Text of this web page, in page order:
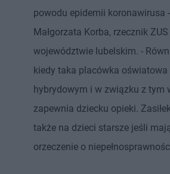
powodu epidemii koronawirusa
Małgorzata Korba, rzecznik
województwie lubelskim. -
kiedy taka placówka oświatowa
hybrydowym i w związku z tym
zapewnia dziecku opieki.
także na dzieci starsze jeśli
orzeczenie o